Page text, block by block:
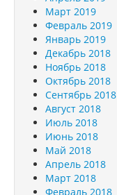
Март 2019
Февраль 2019
Январь 2019
Декабрь 2018
Ноябрь 2018
Октябрь 2018
Сентябрь 2018
Август 2018
Июль 2018
Июнь 2018
Май 2018
Апрель 2018
Март 2018
Февраль 2018